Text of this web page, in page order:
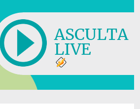
ASCULTA
LIVE